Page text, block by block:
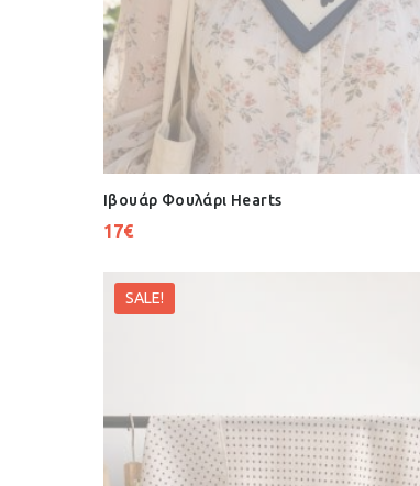
Ιβουάρ Φουλάρι Hearts
17€
SALE!